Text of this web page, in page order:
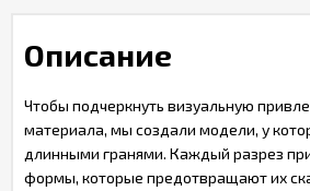
Описание
Чтобы подчеркнуть визуальную
материала, мы создали модели, у
длинными гранями. Каждый разрез
формы, которые предотвращают их